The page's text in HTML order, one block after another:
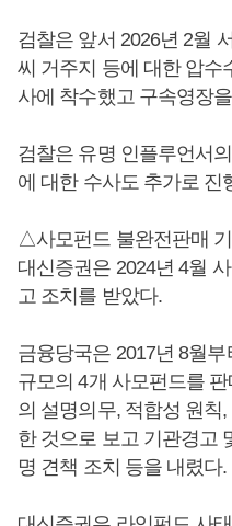
검찰은 앞서 2026년 2월
씨 거주지 등에 대한 압수
사에 착수했고 구속영장
검찰은 유명 인플루언서
에 대한 수사도 추가로 진
△사모펀드 불완전판매
대신증권은 2024년 4월
고 조치를 받았다.
금융당국은 2017년 8월
규모의 4개 사모펀드를
의 설명의무, 적합성 원칙
한 것으로 보고 기관경고
명 견책 조치 등을 내렸다.